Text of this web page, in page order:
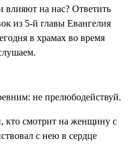
на нас? Ответить
из 5-й главы Евангелия
в храмах во время
не прелюбодействуй.
кто смотрит на женщину с
с нею в сердце